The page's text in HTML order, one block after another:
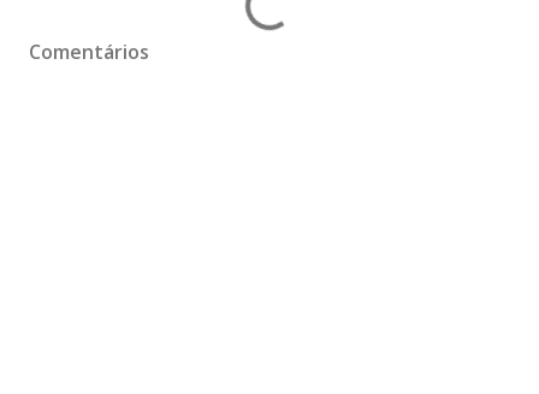
Comentários